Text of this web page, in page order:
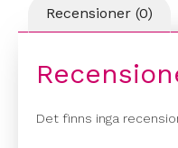
Recensioner (0)
Det finns inga